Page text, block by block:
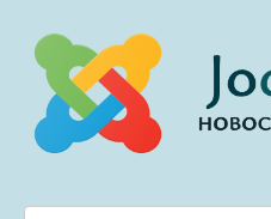
контенту